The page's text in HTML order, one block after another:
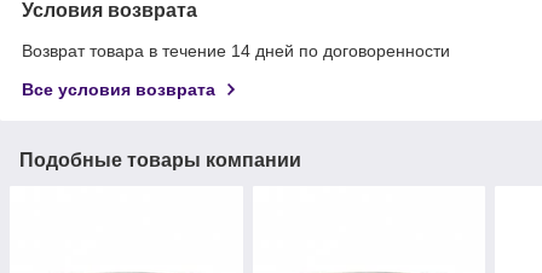
Условия возврата
Возврат товара в течение 14 дней по договоренности
Все условия возврата
Подобные товары компании